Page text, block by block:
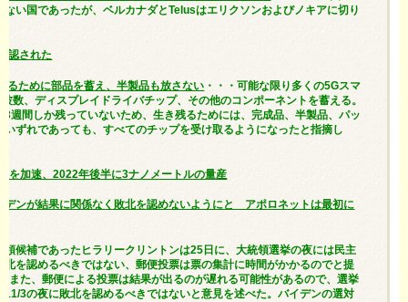
い国であったが、ベルカナダとTelusはエリクソンおよびノキアに切り
認された
るために部品を蓄え、半製品も放さない ・・・可能な限り多くの5Gスマ
数、ディスプレイドライバチップ、その他のコンポーネントを蓄える。
週間しか残っていないため、生き残るためには、完成品、半製品、パッ
ずれであっても、すべてのチップを受け取るようになったと指摘し
を加速、2022年後半に3ナノメートルの量産
デンが結果に関係なく敗北を認めないようにと アポロネットは最初に
領候補であったヒラリークリントンは25日に、大統領選挙の夜には民主
北を認めるべきではない、郵便投票は票の集計に時間がかかるのでと提
また、郵便による投票は結果が出るのが遅れる可能性があるので、選挙
11/3の夜に敗北を認めるべきではないと意見を述べた。バイデンの選対